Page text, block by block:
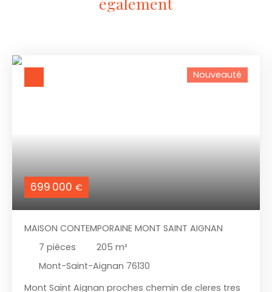
699 000 €
Nouveauté
MAISON CONTEMPORAINE MONT SAINT AIGNAN
7 pièces 205 m²
Mont-Saint-Aignan 76130
Mont Saint Aignan proches chemin de cleres tres